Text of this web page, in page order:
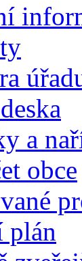
a
obce
plán